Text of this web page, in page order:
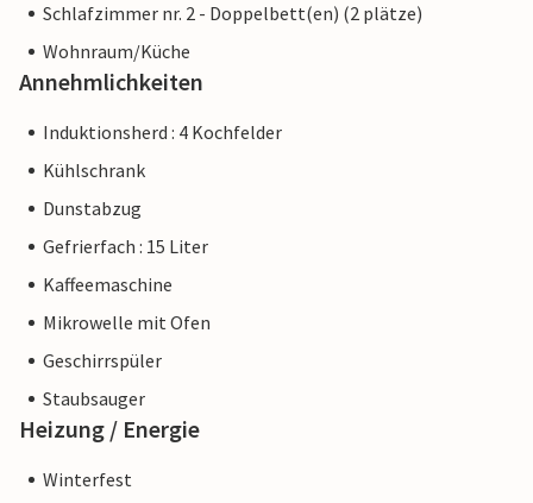
Schlafzimmer nr. 2 - Doppelbett(en) (2 plätze)
Wohnraum/Küche
Annehmlichkeiten
Induktionsherd : 4 Kochfelder
Kühlschrank
Dunstabzug
Gefrierfach : 15 Liter
Kaffeemaschine
Mikrowelle mit Ofen
Geschirrspüler
Staubsauger
Heizung / Energie
Winterfest